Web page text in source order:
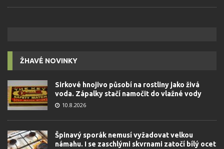
ŽHAVÉ NOVINKY
Sirkové hnojivo působí na rostliny jako živá
voda. Zápalky stačí namočit do vlažné vody
10.8.2026
Špinavý sporák nemusí vyžadovat velkou
námahu. I se zaschlými skvrnami zatočí bílý ocet